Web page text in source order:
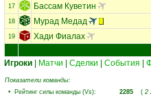
17 Бассам Куветин
18 Мурад Медад
19 Хади Фиалах
Игроки Матчи Сделки События
Показатели команды:
• Рейтинг силы команды (Vs): 2285 ( 2